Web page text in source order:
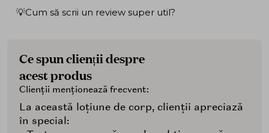
💡Cum să scrii un review super util?
Ce spun clienții despre
acest produs
Clienții menționează frecvent:
La această loțiune de corp, clienții apreciază
în special: